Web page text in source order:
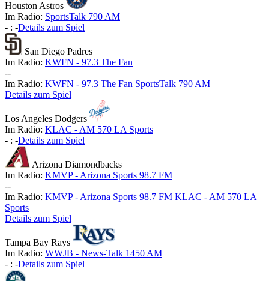
Houston Astros
Im Radio: SportsTalk 790 AM
- : -Details zum Spiel
San Diego Padres
Im Radio: KWFN - 97.3 The Fan
--
Im Radio: KWFN - 97.3 The Fan SportsTalk 790 AM
Details zum Spiel
Los Angeles Dodgers
Im Radio: KLAC - AM 570 LA Sports
- : -Details zum Spiel
Arizona Diamondbacks
Im Radio: KMVP - Arizona Sports 98.7 FM
--
Im Radio: KMVP - Arizona Sports 98.7 FM KLAC - AM 570 LA
Sports
Details zum Spiel
Tampa Bay Rays
Im Radio: WWJB - News-Talk 1450 AM
- : -Details zum Spiel